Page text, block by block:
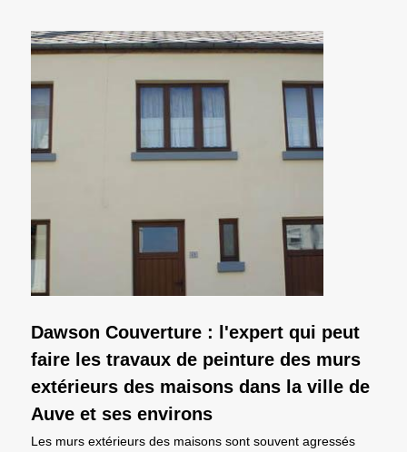
Dawson Couverture : l'expert qui peut
faire les travaux de peinture des murs
extérieurs des maisons dans la ville de
Auve et ses environs
Les murs extérieurs des maisons sont souvent agressés